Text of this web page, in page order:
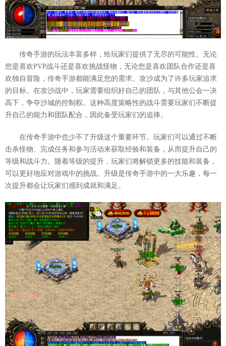
传奇手游的玩法丰富多样，给玩家们提供了无尽的可能性。无论
您是喜欢PVP战斗还是喜欢挑战怪物，无论您是喜欢团队合作还是喜
欢独自冒险，传奇手游都能满足您的需求。攻沙成为了许多玩家追求
的目标。在攻沙战中，玩家需要组织好自己的团队，与其他公会一决
高下，争夺沙城的控制权。这种高度策略性的战斗需要玩家们不断提
升自己的能力和团队配合，因此备受玩家们的追捧。
在传奇手游中也少不了升级这个重要环节。玩家们可以通过不断
击杀怪物、完成任务和参与活动来获取经验和装备，从而提升自己的
等级和战斗力。随着等级的提升，玩家们将解锁更多的技能和装备，
可以更好地应对游戏中的挑战。升级是传奇手游中的一大乐趣，每一
次提升都会让玩家们感到成就和满足。